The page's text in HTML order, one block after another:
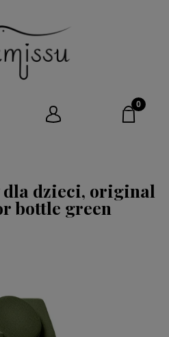
dla dzieci, original
bottle green